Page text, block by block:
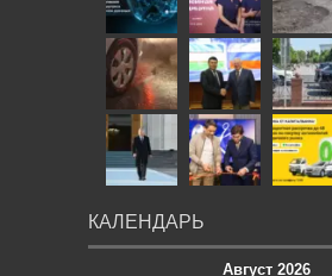
КАЛЕНДАРЬ
Август 2026